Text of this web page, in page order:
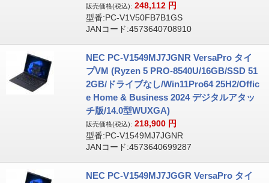
販売価格(税込): 248,112 円
型番:PC-V1V50FB7B1GS
JANコード:4573640708910
NEC PC-V1549MJ7JGNR VersaPro タイ
プVM (Ryzen 5 PRO-8540U/16GB/SSD 51
2GB/ドライブなし/Win11Pro64 25H2/Offic
e Home & Business 2024 デジタルアタッ
チ版/14.0型WUXGA)
販売価格(税込): 218,900 円
型番:PC-V1549MJ7JGNR
JANコード:4573640699287
NEC PC-V1549MJ7JGGR VersaPro タイ